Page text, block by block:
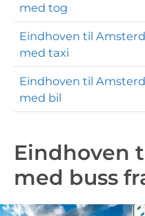
med tog
Eindhoven til
med taxi
Eindhoven til
med bil
Eindhoven
med buss